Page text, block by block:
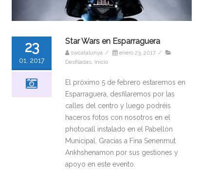
23
01, 2017
Star Wars en Esparraguera
swcatalunya / enero 23, 2017 /
Desfiladas, Inicio
El próximo 5 de febrero estaremos en
Esparraguera, desfilaremos por las
calles del centro y luego podréis
haceros fotos con nosotros en el
photocall instalado en el Pabellón
Municipal. Gracias a Fina Senenmut
Ankhshenamon por sus gestiones y
apoyo en este evento.